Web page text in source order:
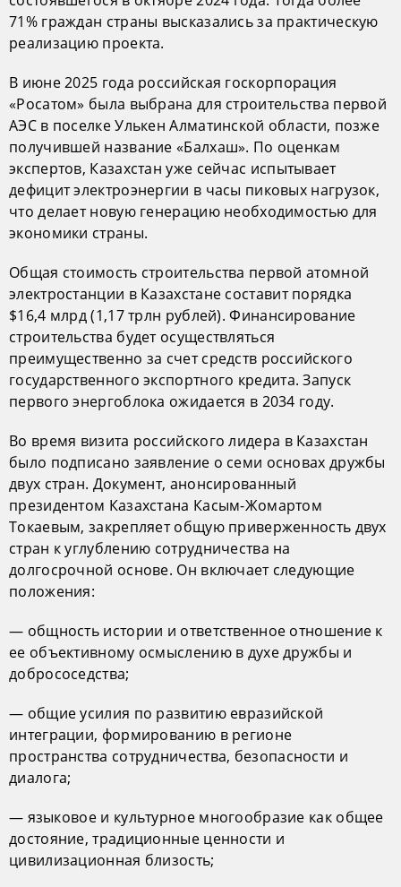
71% граждан страны высказались за практическую
реализацию проекта.
В июне 2025 года российская госкорпорация
«Росатом» была выбрана для строительства первой
АЭС в поселке Улькен Алматинской области, позже
получившей название «Балхаш». По оценкам
экспертов, Казахстан уже сейчас испытывает
дефицит электроэнергии в часы пиковых нагрузок,
что делает новую генерацию необходимостью для
экономики страны.
Общая стоимость строительства первой атомной
электростанции в Казахстане составит порядка
$16,4 млрд (1,17 трлн рублей). Финансирование
строительства будет осуществляться
преимущественно за счет средств российского
государственного экспортного кредита. Запуск
первого энергоблока ожидается в 2034 году.
Во время визита российского лидера в Казахстан
было подписано заявление о семи основах дружбы
двух стран. Документ, анонсированный
президентом Казахстана Касым-Жомартом
Токаевым, закрепляет общую приверженность двух
стран к углублению сотрудничества на
долгосрочной основе. Он включает следующие
положения:
— общность истории и ответственное отношение к
ее объективному осмыслению в духе дружбы и
добрососедства;
— общие усилия по развитию евразийской
интеграции, формированию в регионе
пространства сотрудничества, безопасности и
диалога;
— языковое и культурное многообразие как общее
достояние, традиционные ценности и
цивилизационная близость;